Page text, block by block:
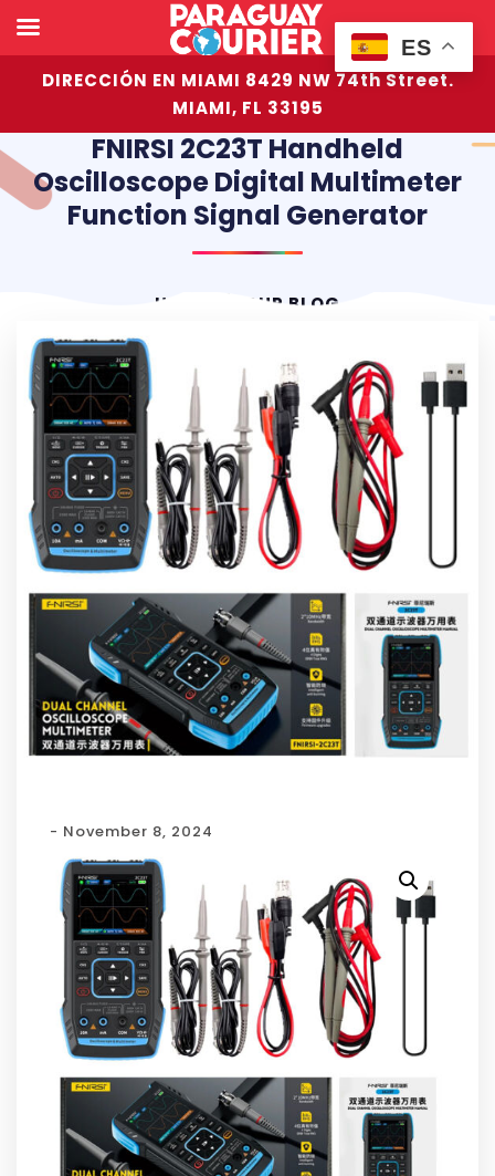
DIRECCIÓN EN MIAMI 8429 NW 74th Street.
MIAMI, FL 33195
FNIRSI 2C23T Handheld
Oscilloscope Digital Multimeter
Function Signal Generator
HOME OUR BLOG
- November 8, 2024
ES